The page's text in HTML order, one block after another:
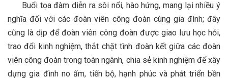
Buổi tọa đàm diễn ra sôi nổi, hào hứng, mang lại nhiều ý
nghĩa đối với các đoàn viên công đoàn cùng gia đình; đây
cũng là dịp để đoàn viên công đoàn được giao lưu học hỏi,
trao đổi kinh nghiệm, thắt chặt tình đoàn kết giữa các đoàn
viên công đoàn trong toàn ngành, chia sẻ kinh nghiệm để xây
dựng gia đình no ấm, tiến bộ, hạnh phúc và phát triển bền